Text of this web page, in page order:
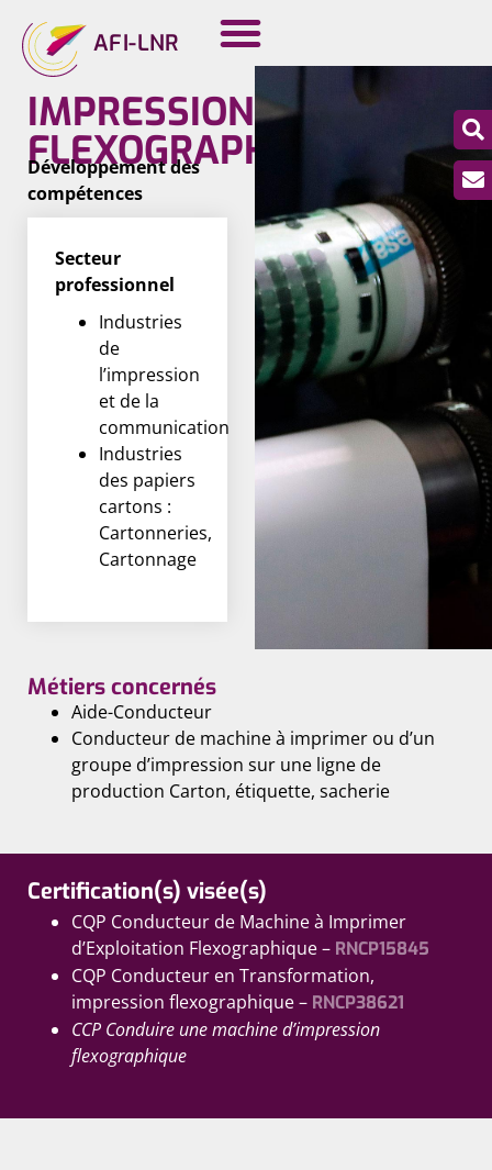
AFI-LNR
IMPRESSION
FLEXOGRAPHIQUE
Développement des
compétences
Secteur
professionnel
Industries
de
l’impression
et de la
communication
Industries
des papiers
cartons :
Cartonneries,
Cartonnage
Métiers concernés
Aide-Conducteur
Conducteur de machine à imprimer ou d’un
groupe d’impression sur une ligne de
production Carton, étiquette, sacherie
Certification(s) visée(s)
CQP Conducteur de Machine à Imprimer
d’Exploitation Flexographique – RNCP15845
CQP Conducteur en Transformation,
impression flexographique – RNCP38621
CCP Conduire une machine d’impression
flexographique